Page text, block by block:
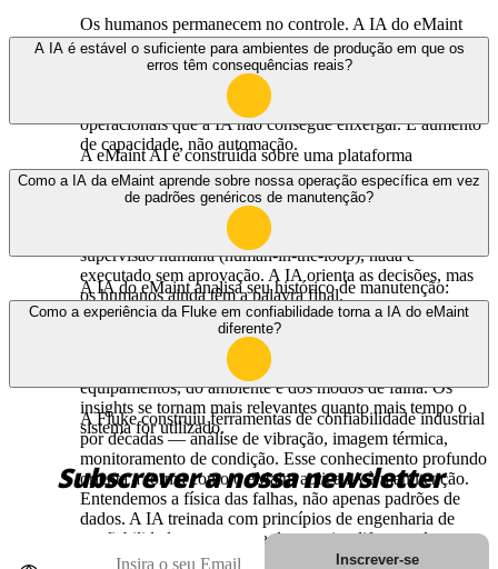
Os humanos permanecem no controle. A IA do eMaint
recomenda — sua equipe decide. A IA sinaliza uma
anomalia e sugere uma ordem de serviço; seu técnico ou
planejador analisa o contexto e a aprova. A IA prioriza seu
backlog; seu gestor ajusta com base em necessidades
operacionais que a IA não consegue enxergar. É aumento
de capacidade, não automação.
A IA é estável o suficiente para ambientes de produção em que os
erros têm consequências reais?
A eMaint AI é construída sobre uma plataforma
operacional comprovada, e não adicionada durante
períodos de instabilidade do sistema. Todas as
recomendações da IA são transparentes — você enxerga o
raciocínio por trás das sugestões. E, por contar com
supervisão humana (human-in-the-loop), nada é
executado sem aprovação. A IA orienta as decisões, mas
os humanos ainda têm a palavra final.
Como a IA da eMaint aprende sobre nossa operação específica em vez
de padrões genéricos de manutenção?
A IA do eMaint analisa seu histórico de manutenção:
ordens de serviço, falhas, dados de sensores e
desempenho dos ativos. Ela aprende com a sua realidade
operacional, não com conjuntos de dados genéricos do
setor. O sistema identifica padrões específicos dos seus
equipamentos, do ambiente e dos modos de falha. Os
insights se tornam mais relevantes quanto mais tempo o
sistema for utilizado.
Como a experiência da Fluke em confiabilidade torna a IA do eMaint
diferente?
A Fluke construiu ferramentas de confiabilidade industrial
por décadas — análise de vibração, imagem térmica,
monitoramento de condição. Esse conhecimento profundo
orienta a forma como o eMaint aplica IA à manutenção.
Entendemos a física das falhas, não apenas padrões de
dados. A IA treinada com princípios de engenharia de
confiabilidade se comporta de maneira diferente de
algoritmos genéricos aplicados a problemas de
Subscrever a nossa newsletter
Inscrever-se